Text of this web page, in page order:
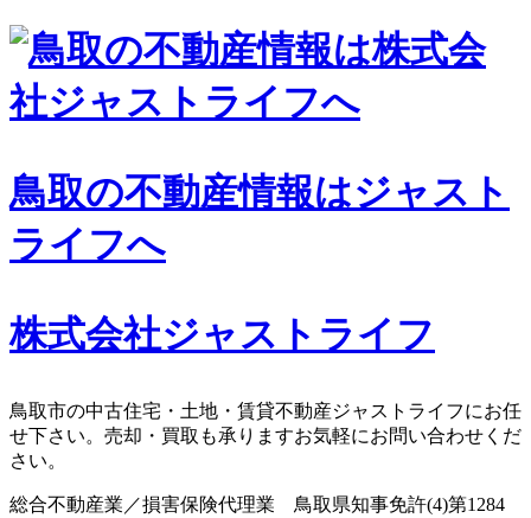
コ
テ
ン
ス
キ
ッ
プ
鳥取の不動産情報はジャスト
ライフへ
株式会社ジャストライフ
鳥取市の中古住宅・土地・賃貸不動産ジャストライフにお任
せ下さい。売却・買取も承りますお気軽にお問い合わせくだ
さい。
総合不動産業／損害保険代理業 鳥取県知事免許(4)第1284